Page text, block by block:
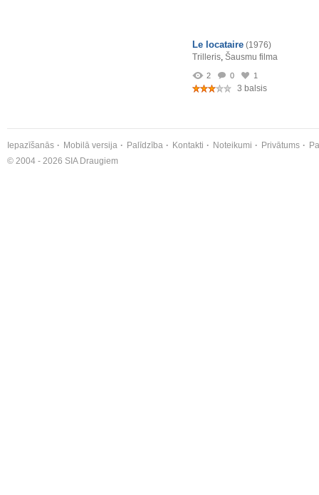
Le locataire (1976)
Trilleris, Šausmu filma
2 0 1
3 balsis
Iepazīšanās Mobilā versija Palīdzība Kontakti Noteikumi Privātums
© 2004 - 2026 SIA Draugiem